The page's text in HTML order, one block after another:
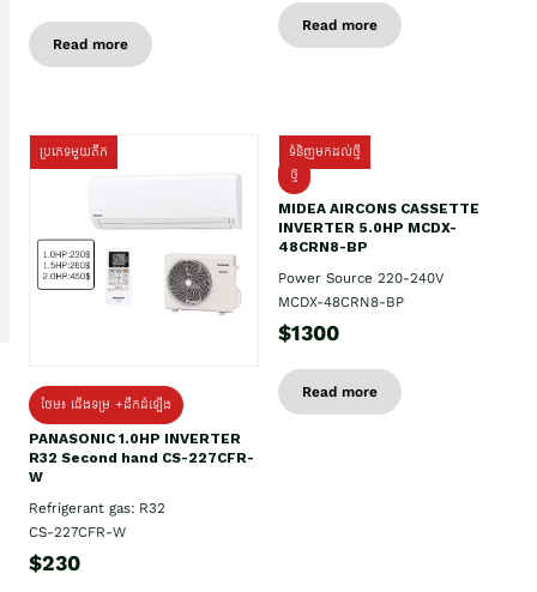
Read more
Read more
ប្រភេទមួយតឹក
ថែម៖ ជើងទម្រ +ដឹកដំឡើង
PANASONIC 1.0HP INVERTER
R32 Second hand CS-227CFR-
W
Refrigerant gas: R32
CS-227CFR-W
$230
ទំនិញមកដល់ថ្មី
ថ្មី
MIDEA AIRCONS CASSETTE
INVERTER 5.0HP MCDX-
48CRN8-BP
Power Source 220-240V
MCDX-48CRN8-BP
$1300
Read more